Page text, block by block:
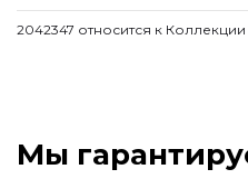
2042347 относится к
Мы